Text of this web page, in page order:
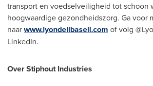
transport en voedselveiligheid tot schoon
hoogwaardige gezondheidszorg. Ga voor
naarwww.lyondellbasell.com of volg
LinkedIn.
Over Stiphout Industries